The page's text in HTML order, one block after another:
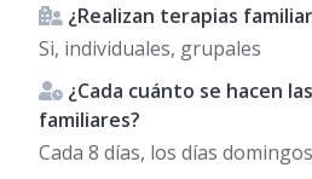
¿Realizan terapias
Si, individuales, grupales
¿Cada cuánto se hacen
familiares?
Cada 8 días, los días domingos